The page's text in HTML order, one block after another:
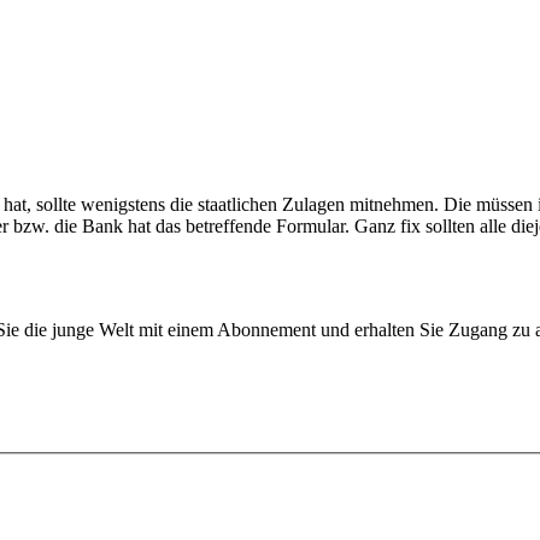
sollte wenigstens die staatlichen Zulagen mitnehmen. Die
die Bank hat das betreffende Formular. Ganz fix sollten alle
die junge Welt mit einem Abonnement und erhalten Sie Zugang